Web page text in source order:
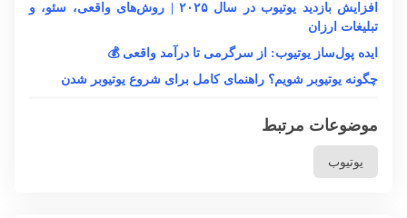
افزایش بازدید یوتیوب در سال ۲۰۲۵ | روش‌های واقعی، سئو، و
تبلیغات ارزان
ایده پول‌ساز یوتیوب: از سرگرمی تا درآمد واقعی 💰
چگونه یوتیوبر شویم؟ راهنمای کامل برای شروع یوتیوبر شدن
موضوعات مرتبط
یوتیوب